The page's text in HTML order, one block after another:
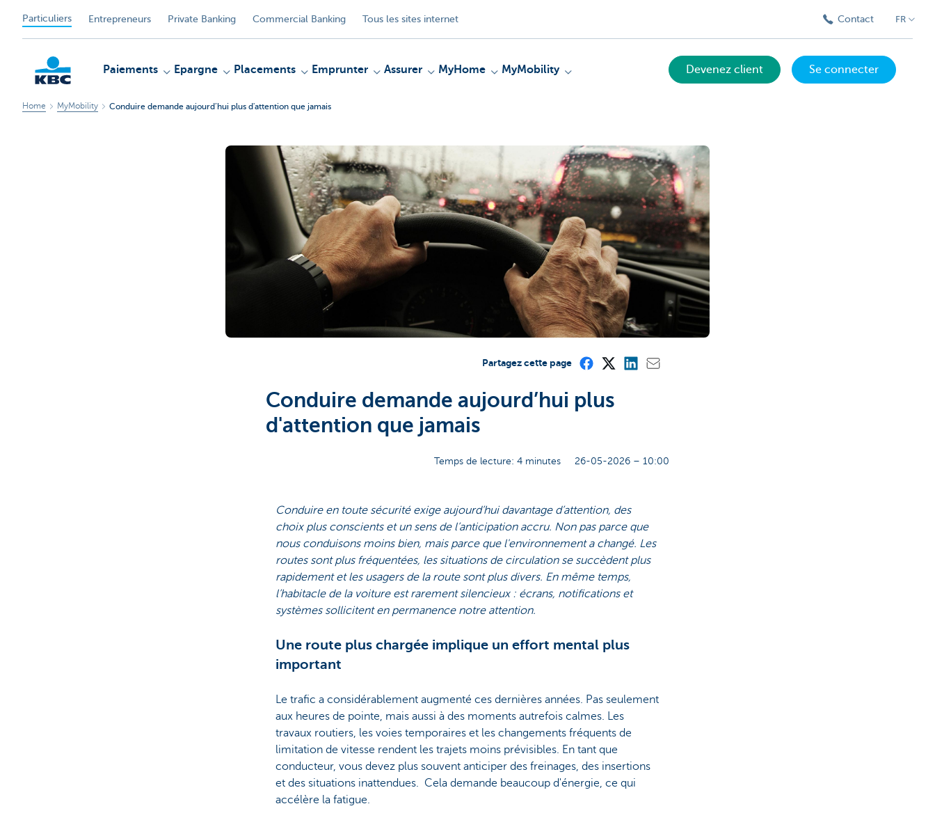
Particuliers Entrepreneurs Private Banking Commercial Banking Tous les sites internet Contact FR
Paiements Epargne Placements Emprunter Assurer MyHome MyMobility Devenez client Se connecter
Home MyMobility Conduire demande aujourd’hui plus d'attention que jamais
Partagez cette page
Conduire demande aujourd’hui plus
d'attention que jamais
Temps de lecture: 4 minutes 26-05-2026 – 10:00
Conduire en toute sécurité exige aujourd’hui davantage d’attention, des
choix plus conscients et un sens de l’anticipation accru. Non pas parce que
nous conduisons moins bien, mais parce que l'environnement a changé. Les
routes sont plus fréquentées, les situations de circulation se succèdent plus
rapidement et les usagers de la route sont plus divers. En même temps,
l’habitacle de la voiture est rarement silencieux : écrans, notifications et
systèmes sollicitent en permanence notre attention.
Une route plus chargée implique un effort mental plus
important
Le trafic a considérablement augmenté ces dernières années. Pas seulement
aux heures de pointe, mais aussi à des moments autrefois calmes. Les
travaux routiers, les voies temporaires et les changements fréquents de
limitation de vitesse rendent les trajets moins prévisibles. En tant que
conducteur, vous devez plus souvent anticiper des freinages, des insertions
et des situations inattendues. Cela demande beaucoup d'énergie, ce qui
accélère la fatigue.